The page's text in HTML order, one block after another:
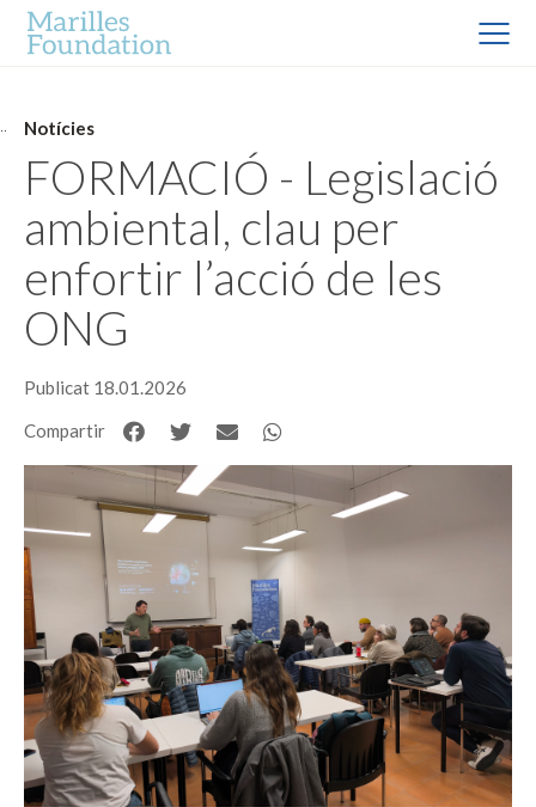
Notícies
FORMACIÓ - Legislació
ambiental, clau per
enfortir l’acció de les
ONG
Publicat 18.01.2026
Compartir